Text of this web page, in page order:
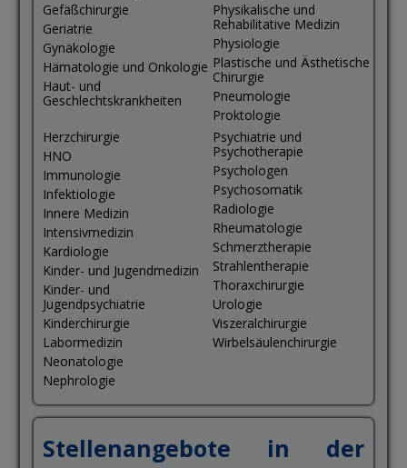
Gefäßchirurgie
Geriatrie
Gynäkologie
Hämatologie und Onkologie
Haut- und
Geschlechtskrankheiten
Herzchirurgie
HNO
Immunologie
Infektiologie
Innere Medizin
Intensivmedizin
Kardiologie
Kinder- und Jugendmedizin
Kinder- und
Jugendpsychiatrie
Kinderchirurgie
Labormedizin
Neonatologie
Nephrologie
Physikalische und
Rehabilitative Medizin
Physiologie
Plastische und Ästhetische
Chirurgie
Pneumologie
Proktologie
Psychiatrie und
Psychotherapie
Psychologen
Psychosomatik
Radiologie
Rheumatologie
Schmerztherapie
Strahlentherapie
Thoraxchirurgie
Urologie
Viszeralchirurgie
Wirbelsäulenchirurgie
Stellenangebote in der